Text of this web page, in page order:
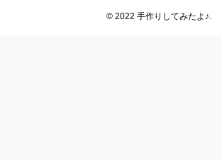
© 2022 手作りしてみたよ♪.